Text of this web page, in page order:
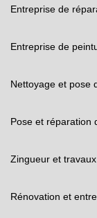
Entreprise de
Entreprise de
Nettoyage et pose
Pose et réparation
Zingueur et
Rénovation et